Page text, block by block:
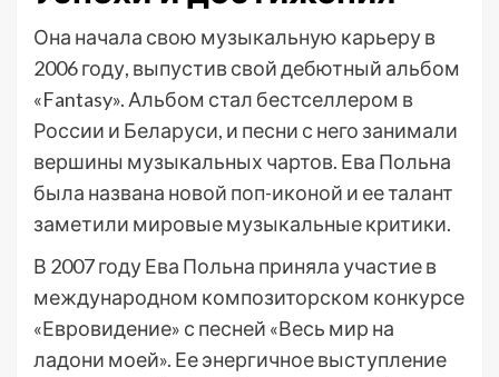
Она начала свою музыкальную карьеру в
2006 году, выпустив свой дебютный альбом
«Fantasy». Альбом стал бестселлером в
России и Беларуси, и песни с него занимали
вершины музыкальных чартов. Ева Польна
была названа новой поп-иконой и ее талант
заметили мировые музыкальные критики.
В 2007 году Ева Польна приняла участие в
международном композиторском конкурсе
«Евровидение» с песней «Весь мир на
ладони моей». Ее энергичное выступление